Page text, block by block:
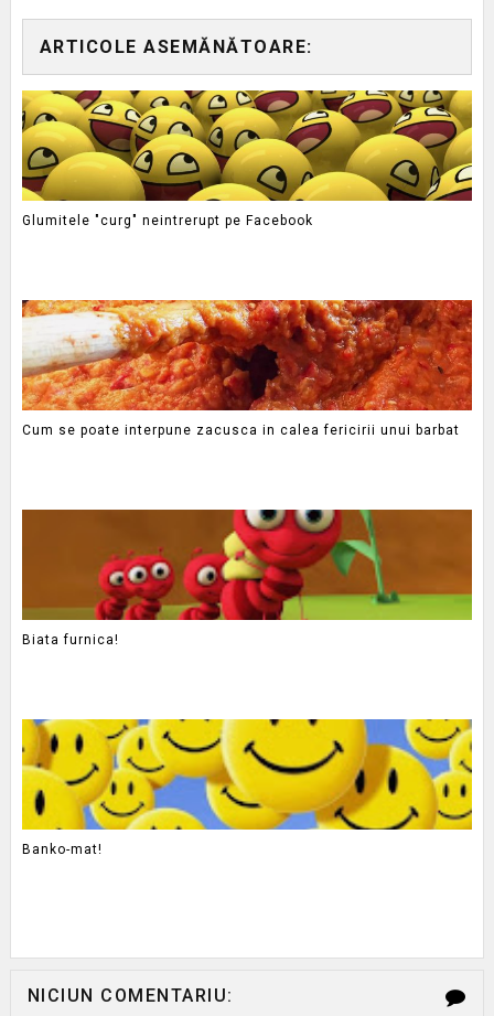
ARTICOLE ASEMĂNĂTOARE:
Glumitele "curg" neintrerupt pe Facebook
Cum se poate interpune zacusca in calea fericirii unui barbat
Biata furnica!
Banko-mat!
NICIUN COMENTARIU: